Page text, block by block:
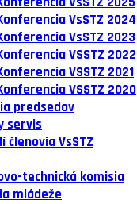
VsSTZ 2024
VsSTZ 2023
VSSTZ 2022
VSSTZ 2021
VSSTZ 2020
predsedov
servis
členovia VsSTZ
technická komisia
mládeže